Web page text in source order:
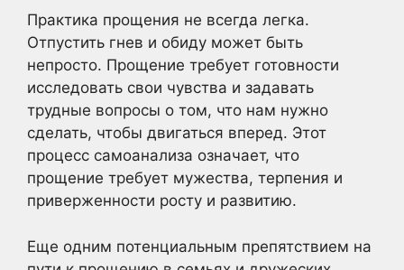
Практика прощения не всегда легка.
Отпустить гнев и обиду может быть
непросто. Прощение требует готовности
исследовать свои чувства и задавать
трудные вопросы о том, что нам нужно
сделать, чтобы двигаться вперед. Этот
процесс самоанализа означает, что
прощение требует мужества, терпения и
приверженности росту и развитию.
Еще одним потенциальным препятствием на